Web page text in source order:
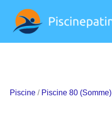
contenu
Piscine / Piscine 80 (Somme)